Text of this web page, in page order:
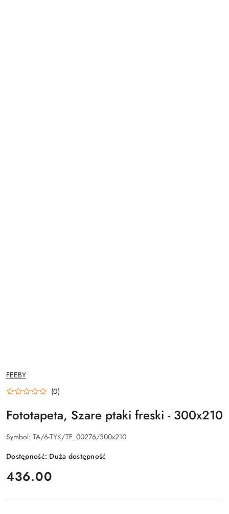
NAZWA
PRODUCENTA:
FEEBY
(0)
Fototapeta, Szare ptaki freski - 300x210
Symbol: TA/6-TYK/TF_00276/300x210
Dostępność: Duża dostępność
cena:
436.00